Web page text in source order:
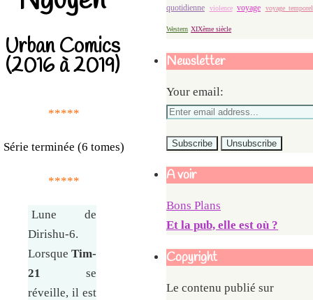
Urban Comics
(2016 à 2019)
*****
Série terminée (6 tomes)
*****
Lune de
Dirishu-6.
Lorsque Tim-
21 se
réveille, il est
quotidienne violence voyage voyage temporel
Western XIXème siècle
Newsletter
Your email:
A voir
Bons Plans
Et la pub, elle est où ?
Copyright
Le contenu publié sur